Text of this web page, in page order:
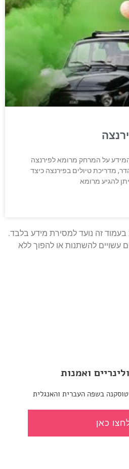
על המרחק מרומא לפירנצה
מדריכת טיולים בפירנצה כיצד
להגיע מרומא
בעמוד זה נועד למסירת מידע בלבד.
להשתנות או להפוך ללא
ואמנות
בשפה העברית והאנגלית
כאן